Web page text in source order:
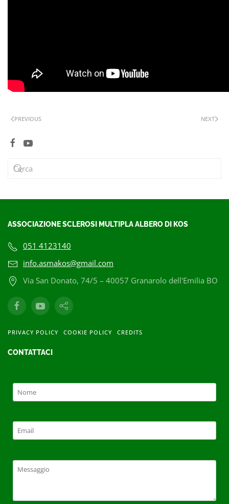
PREVIOUS NEXT
ASSOCIAZIONE SCLEROSI MULTIPLA ALBERO DI KOS
051 4123140
info.asmakos@gmail.com
Via San Donato, 74/5 – 40057 Granarolo dell'Emilia BO
PRIVACY POLICY COOKIE POLICY CREDITS
CONTATTACI